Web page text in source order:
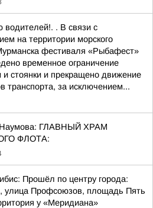
водителей!. . В связи с
на территории морского
фестиваля «Рыбафест»
временное ограничение
и стоянки и прекращено движение
транспорта, за исключением...
ГЛАВНЫЙ ХРАМ
ФЛОТА:
Прошёл по центру города:
улица Профсоюзов, площадь Пять
у «Меридиана»